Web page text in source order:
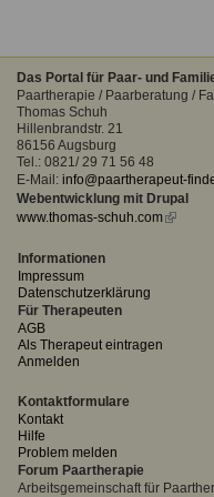
Das Portal für Paar- und
Paartherapie / Paarberatung /
Thomas Schuh
Hillenbrandstr. 21
86156 Augsburg
Tel.: 0821/ 29 71 56 48
E-Mail: info@paartherapeut-
Webentwicklung mit Drupal
www.thomas-schuh.com(link
Informationen
Impressum
Datenschutzerklärung
Für Therapeuten
AGB
Als Therapeut eintragen
Anmelden
Kontaktformulare
Kontakt
Hilfe
Problem melden
Forum Paartherapie
Arbeitsgemeinschaft für